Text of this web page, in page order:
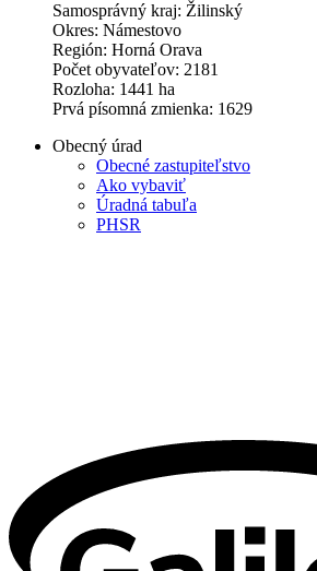
Samosprávný kraj: Žilinský
Okres: Námestovo
Región: Horná Orava
Počet obyvateľov: 2181
Rozloha: 1441 ha
Prvá písomná zmienka: 1629
Obecný úrad
Obecné zastupiteľstvo
Ako vybaviť
Úradná tabuľa
PHSR